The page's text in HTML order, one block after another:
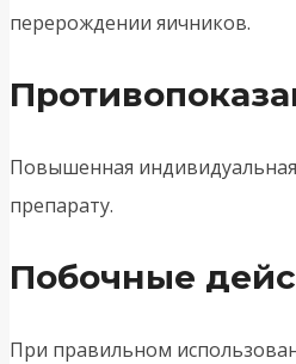
перерождении яичников.
Повышенная
препарату.
Побочные
При правильном